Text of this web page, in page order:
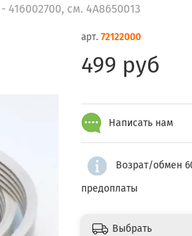
см. 4A8650013
арт. 72122000
499 руб
Написать нам
Возрат/обмен
предоплаты
Выбрать